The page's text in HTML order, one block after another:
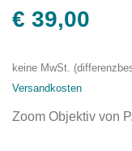
€ 39,00
keine MwSt.
Versandkosten
Zoom Objektiv von